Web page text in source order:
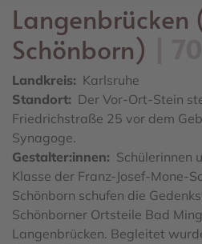
Langenbrücken
Schönborn)
Landkreis
Karlsruhe
Standort
Der Vor-Ort-Stein
Friedrichstraße 25 vor dem
Synagoge.
Gestalter:innen
Schülerinnen
Klasse der Franz-Josef-Mone-
Schönborn schufen die
Schönborner Ortsteile Bad
Langenbrücken. Begleitet